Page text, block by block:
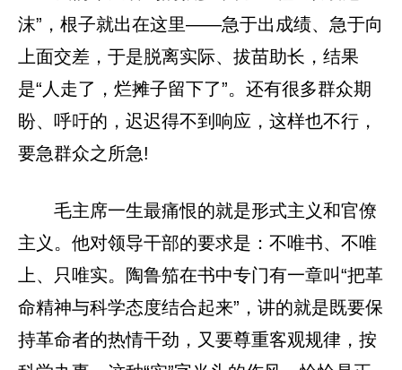
沫”，根子就出在这里——急于出成绩、急于向
上面交差，于是脱离实际、拔苗助长，结果
是“人走了，烂摊子留下了”。还有很多群众期
盼、呼吁的，迟迟得不到响应，这样也不行，
要急群众之所急!
毛主席一生最痛恨的就是形式主义和官僚
主义。他对领导干部的要求是：不唯书、不唯
上、只唯实。陶鲁笳在书中专门有一章叫“把革
命精神与科学态度结合起来”，讲的就是既要保
持革命者的热情干劲，又要尊重客观规律，按